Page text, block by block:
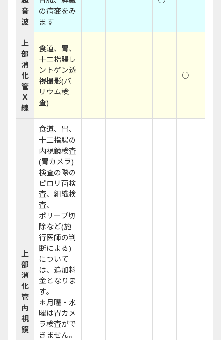
音
波
の病変をみ
ます
上
部
消
化
管
Ｘ
線
食道、胃、
十二指腸レ
ントゲン透
視撮影(バ
リウム検
査)
○
上
部
消
化
管
内
視
鏡
食道、胃、
十二指腸の
内視鏡検査
(胃カメラ)
検査の際の
ピロリ菌検
査、組織検
査、
ポリープ切
除など(施
行医師の判
断による)
について
は、追加料
金となりま
す。
＊月曜・水
曜は胃カメ
ラ検査がで
きません。